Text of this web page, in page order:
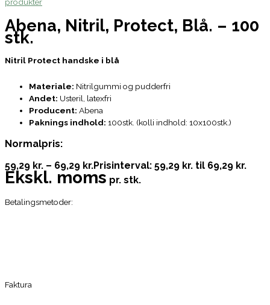
produkter
Abena, Nitril, Protect, Blå. – 100
stk.
Nitril Protect handske i blå
Materiale: Nitrilgummi og pudderfri
Andet: Usteril, latexfri
Producent: Abena
Paknings indhold: 100stk. (kolli indhold: 10x100stk.)
Normalpris:
59,29 kr. – 69,29 kr.Prisinterval: 59,29 kr. til 69,29 kr.
Ekskl. moms pr. stk.
Betalingsmetoder:
Faktura